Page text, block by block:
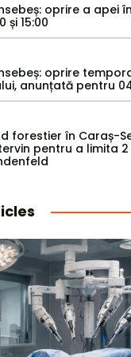
oprire a apei
și 15:00
oprire
anunțată pentru
forestier în Caraș-
pentru a limita